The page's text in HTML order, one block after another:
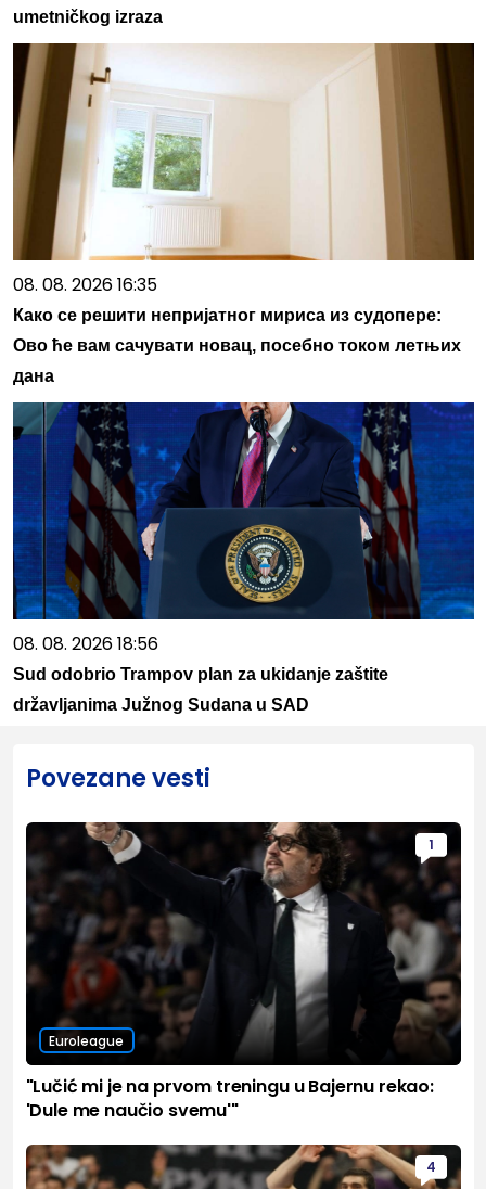
umetničkog izraza
08. 08. 2026 16:35
Како се решити непријатног мириса из судопере:
Ово ће вам сачувати новац, посебно током летњих
дана
08. 08. 2026 18:56
Sud odobrio Trampov plan za ukidanje zaštite
državljanima Južnog Sudana u SAD
Povezane vesti
1
Euroleague
"Lučić mi je na prvom treningu u Bajernu rekao:
'Dule me naučio svemu'"
4